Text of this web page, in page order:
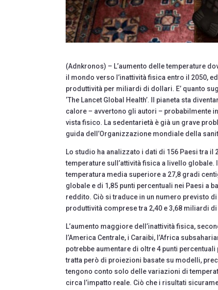
(Adnkronos) – L’aumento delle temperature
il mondo verso l’inattività fisica entro il 2050,
produttività per miliardi di dollari. E’ quanto
‘The Lancet Global Health’. Il pianeta sta
calore – avvertono gli autori – probabilmente
vista fisico. La sedentarietà è già un grave
guida dell’Organizzazione mondiale della
Lo studio ha analizzato i dati di 156 Paesi tra il
temperature sull’attività fisica a livello
temperatura media superiore a 27,8 gradi
globale e di 1,85 punti percentuali nei Paesi a
reddito. Ciò si traduce in un numero previsto
produttività comprese tra 2,40 e 3,68 miliardi
L’aumento maggiore dell’inattività fisica,
l’America Centrale, i Caraibi, l’Africa
potrebbe aumentare di oltre 4 punti
tratta però di proiezioni basate su modelli,
tengono conto solo delle variazioni di
circa l’impatto reale. Ciò che i risultati